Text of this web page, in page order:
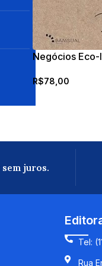
Negócios Eco-
R$78,00
juros.
Tel:
Rua